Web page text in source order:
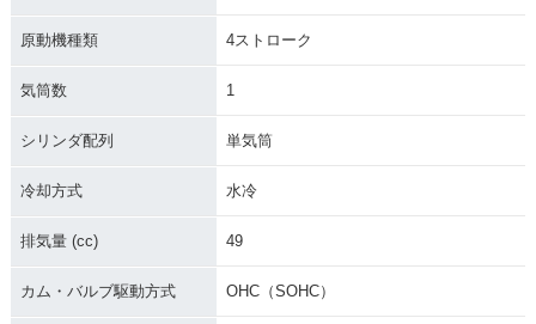
原動機種類 4ストローク
気筒数 1
シリンダ配列 単気筒
冷却方式 水冷
排気量 (cc) 49
カム・バルブ駆動方式 OHC（SOHC）